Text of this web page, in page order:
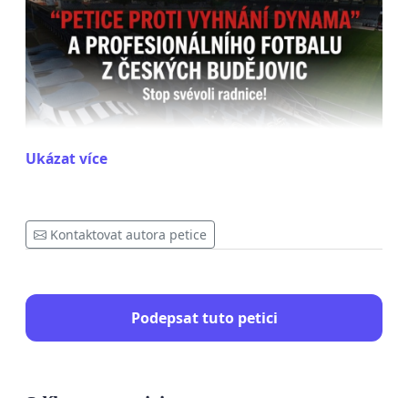
Vedení města vypovídá smlouvy, zakazuje využívání
tréninkových areálů (jako Složiště) a dělá vše pro
Jedná se o účelový a svévolný zásah, kdy rada na
konci svého čtyřletého mandátu těsně před
volbami obchází zastupitelstvo – jediný orgán, který
Ukázat více
Kontaktovat autora petice
Podepsat tuto petici